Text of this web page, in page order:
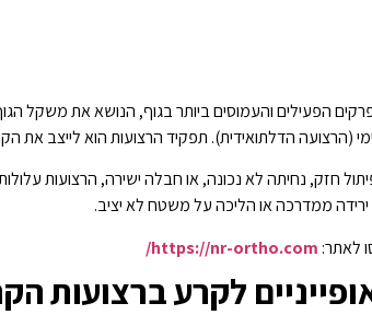
הפעילים והעמוסים ביותר בגוף, הנושא את משקל
(הרצועה הדלתואידית). תפקיד הרצועות הוא לייצב את
חזק, נחיתה לא נכונה, או חבלה ישירה, הרצועות
ממדרכה או הליכה על משטח לא יציב.
לאתר: https://nr-ortho.com/
לקרע ברצועות